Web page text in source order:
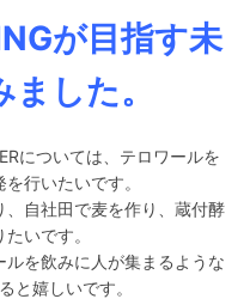
が目指す未
した。
については、テロワールを
行いたいです。
自社田で麦を作り、蔵付酵
いです。
を飲みに人が集まるような
と嬉しいです。